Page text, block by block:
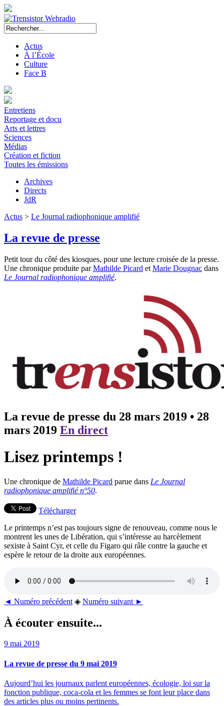
Actus
À l’École
Culture
Face B
Entretiens
Reportage et docu
Arts et lettres
Sciences
Médias
Création et fiction
Toutes les émissions
Archives
Directs
JdR
Actus > Le Journal radiophonique amplifié
La revue de presse
Petit tour du côté des kiosques, pour une lecture croisée de la presse.
Une chronique produite parMathilde Picard et Marie Dougnac dans
Le Journal radiophonique amplifié.
La revue de presse du 28 mars 2019 • 28
mars 2019 En direct
Lisez printemps !
Une chronique de Mathilde Picard parue dans Le Journal
radiophonique amplifié n°50.
Télécharger
Le printemps n’est pas toujours signe de renouveau, comme nous le
montrent les unes de Libération, qui s’intéresse au harcèlement
sexiste à Saint Cyr, et celle du Figaro qui râle contre la gauche et
espère le retour de la droite aux européennes.
◄ Numéro précédent ◈ Numéro suivant ►
À écouter ensuite...
9 mai 2019
La revue de presse du 9 mai 2019
Aujourd’hui les journaux parlent européennes, écologie, loi sur la
fonction publique, coca-cola et les femmes se font leur place dans
des articles plus ou moins pertinents.